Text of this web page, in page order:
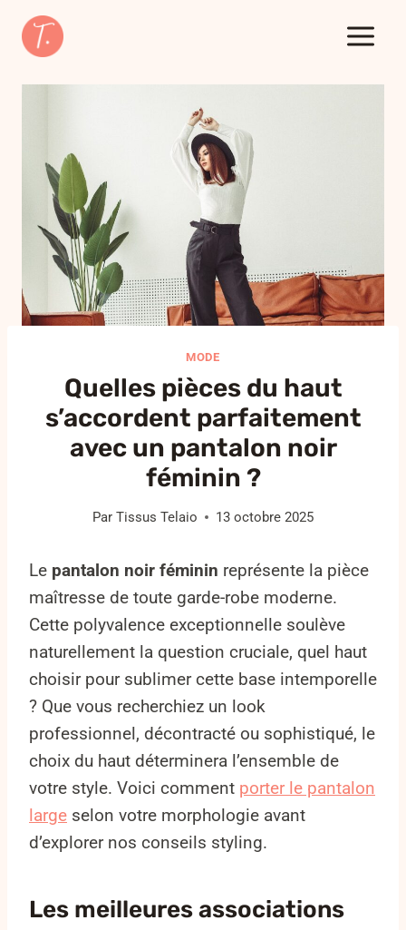
Aller
MODE
Quelles pièces du haut
s’accordent parfaitement
avec un pantalon noir
féminin ?
Par Tissus Telaio 13 octobre 2025
Le pantalon noir féminin représente la pièce
maîtresse de toute garde-robe moderne.
Cette polyvalence exceptionnelle soulève
naturellement la question cruciale, quel haut
choisir pour sublimer cette base intemporelle
? Que vous recherchiez un look
professionnel, décontracté ou sophistiqué, le
choix du haut déterminera l’ensemble de
votre style. Voici comment porter le pantalon
large selon votre morphologie avant
d’explorer nos conseils styling.
Les meilleures associations